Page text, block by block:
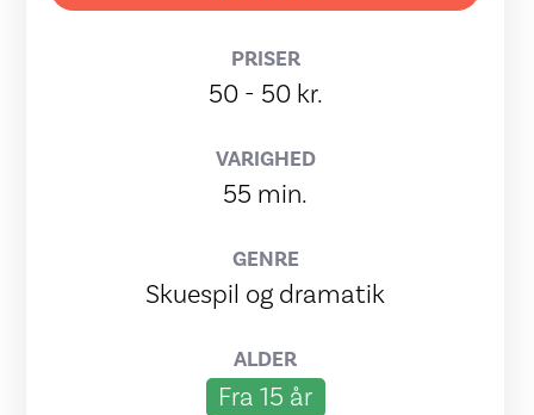
PRISER
50 - 50 kr.
VARIGHED
55 min.
GENRE
Skuespil og dramatik
ALDER
Fra 15 år